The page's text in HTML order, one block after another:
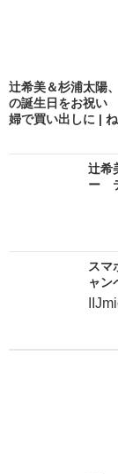
辻希美＆杉浦太陽
の誕生日をお祝い
婦で買い出しに |
辻希
ー
スマ
ャン